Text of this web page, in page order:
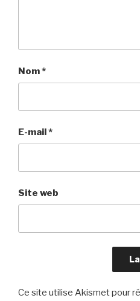
Nom*
E-mail*
Site web
Ce site utilise Akismet pour